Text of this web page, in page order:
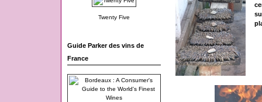
Twenty Five
Guide Parker des vins de
France